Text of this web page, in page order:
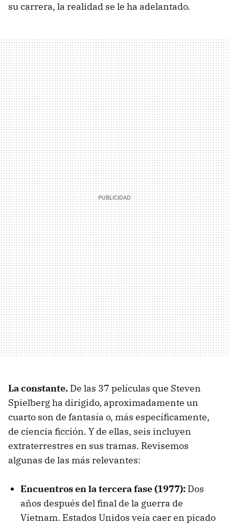
su carrera, la realidad se le ha adelantado.
La constante. De las 37 películas que Steven
Spielberg ha dirigido, aproximadamente un
cuarto son de fantasía o, más específicamente,
de ciencia ficción. Y de ellas, seis incluyen
extraterrestres en sus tramas. Revisemos
algunas de las más relevantes:
Encuentros en la tercera fase(1977): Dos
años después del final de la guerra de
Vietnam. Estados Unidos veía caer en picado